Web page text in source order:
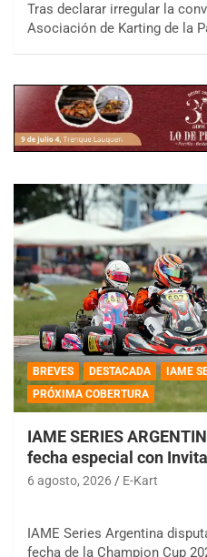
Tras declarar irregular la
Asociación de Karting de la
BREVES DESTACADA
IAME
PRÓXIMA COBERTURA
IAME SERIES
fecha especial con
6 agosto, 2026 E-Kart
IAME Series Argentina
fecha de la Champion Cup